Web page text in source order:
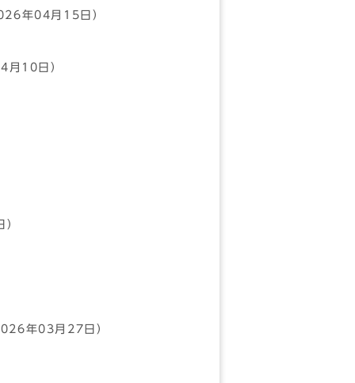
年04月15日）
月10日）
年03月27日）